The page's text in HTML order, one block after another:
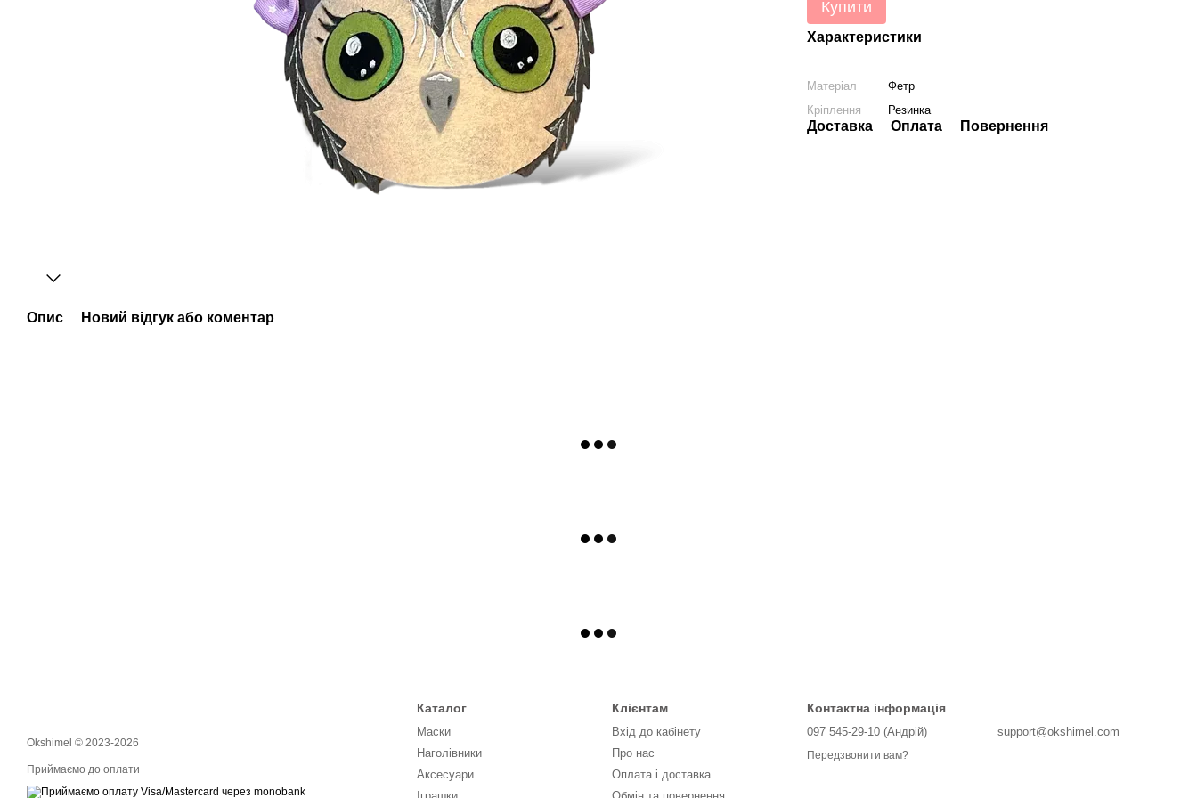
Опис Новий відгук або коментар
Купити
Характеристики
Матеріал
Фетр
Кріплення
Резинка
Доставка Оплата Повернення
Okshimel © 2023-2026
Приймаємо до оплати
Каталог
Маски
Наголівники
Аксесуари
Клієнтам
Вхід до кабінету
Про нас
Оплата і доставка
Контактна інформація
097 545-29-10 (Андрій)
Передзвонити вам?
support@okshimel.com